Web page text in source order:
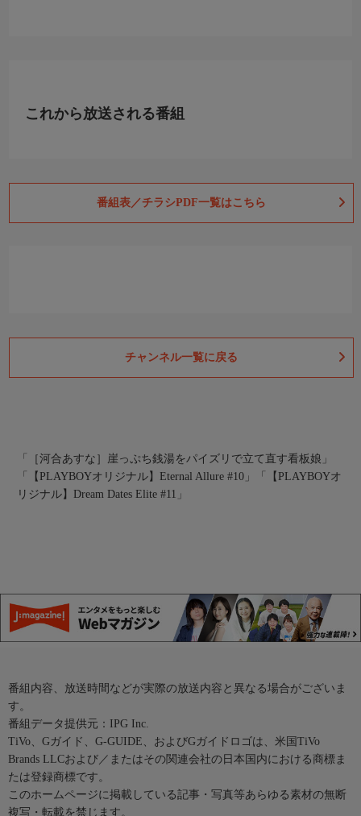
これから放送される番組
番組表／チラシPDF一覧はこちら
チャンネル一覧に戻る
「［河合あすな］崖っぷち銭湯をパイズリで立て直す看板娘」
「【PLAYBOYオリジナル】Eternal Allure #10」
「【PLAYBOYオ
リジナル】Dream Dates Elite #11」
番組内容、放送時間などが実際の放送内容と異なる場合がございま
す。
番組データ提供元：IPG Inc.
TiVo、Gガイド、G-GUIDE、およびGガイドロゴは、米国TiVo
Brands LLCおよび／またはその関連会社の日本国内における商標ま
たは登録商標です。
このホームページに掲載している記事・写真等あらゆる素材の無断
複写・転載を禁じます。